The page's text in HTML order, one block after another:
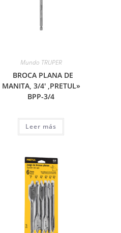
Mundo TRUPER
BROCA PLANA DE
MANITA, 3/4′ ,PRETUL»
BPP-3/4
Leer más